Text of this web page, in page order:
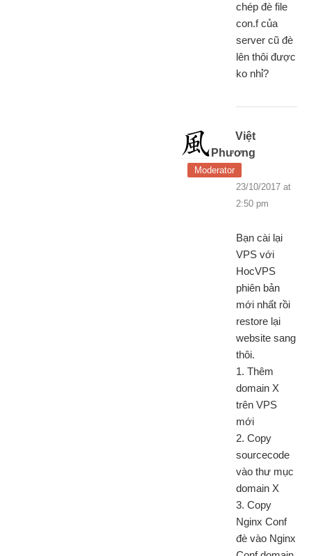
chép đè file
con.f của
server cũ đè
lên thôi được
ko nhỉ?
Việt
Phương
Moderator
23/10/2017 at
2:50 pm
Bạn cài lại
VPS với
HocVPS
phiên bản
mới nhất rồi
restore lại
website sang
thôi.
1. Thêm
domain X
trên VPS
mới
2. Copy
sourcecode
vào thư mục
domain X
3. Copy
Nginx Conf
đè vào Nginx